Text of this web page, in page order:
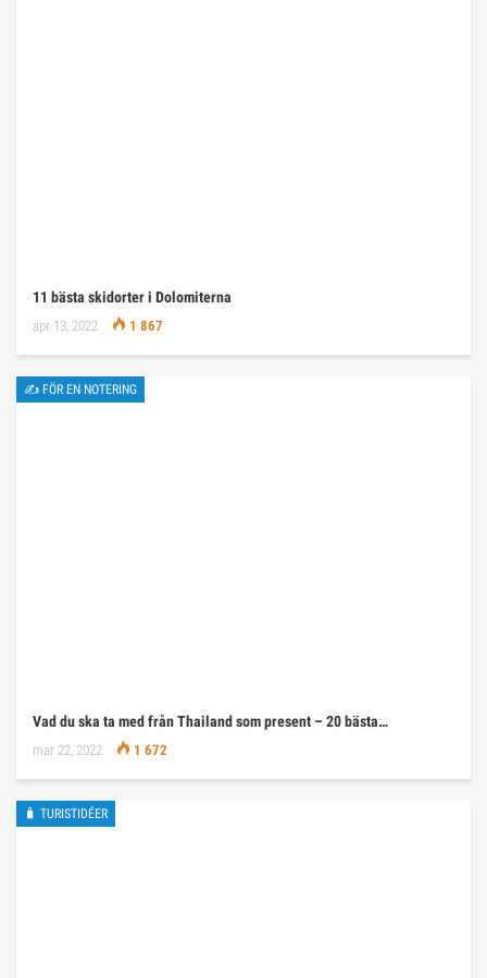
11 bästa skidorter i Dolomiterna
apr 13, 2022 1 867
✍ FÖR EN NOTERING
Vad du ska ta med från Thailand som present – 20 bästa…
mar 22, 2022 1 672
🧳 TURISTIDÉER